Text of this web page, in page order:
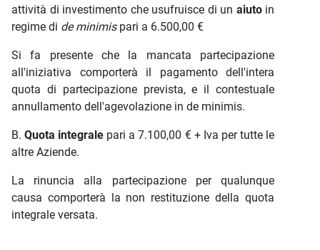
attività di investimento che usufruisce di un aiutoin
regime di de minimispari a 6.500,00 €
Si fa presente che la mancata partecipazione
all'iniziativa comporterà il pagamento dell'intera
quota di partecipazione prevista, e il contestuale
annullamento dell'agevolazione in de minimis.
B.Quota integrale pari a 7.100,00 € + Iva per tutte le
altre Aziende.
La rinuncia alla partecipazione per qualunque
causa comporterà la non restituzione della quota
integrale versata.